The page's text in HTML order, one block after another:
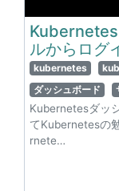
Kubernetes
ルからログ
kubernetes
ダッシュボード
Kubernetesダッ
てKubernetesの
rnete…